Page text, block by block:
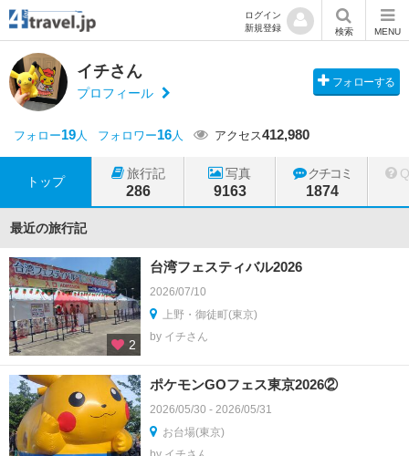
ログイン
新規登録
検索 MENU
イチさん
プロフィール
フォローする
フォロー19人 フォロワー16人 アクセス412,980
トップ
旅行記
286
写真
9163
クチコミ
1874
最近の旅行記
2
台湾フェスティバル2026
2026/07/10
上野・御徒町(東京)
by イチさん
ポケモンGOフェス東京2026②
2026/05/30 - 2026/05/31
お台場(東京)